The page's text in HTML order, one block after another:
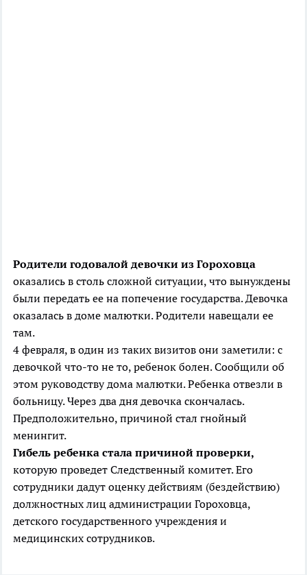
Родители годовалой девочки из Гороховца
оказались в столь сложной ситуации, что вынуждены
были передать ее на попечение государства. Девочка
оказалась в доме малютки. Родители навещали ее
там.
4 февраля, в один из таких визитов они заметили: с
девочкой что-то не то, ребенок болен. Сообщили об
этом руководству дома малютки. Ребенка отвезли в
больницу. Через два дня девочка скончалась.
Предположительно, причиной стал гнойный
менингит.
Гибель ребенка стала причиной проверки,
которую проведет Следственный комитет. Его
сотрудники дадут оценку действиям (бездействию)
должностных лиц администрации Гороховца,
детского государственного учреждения и
медицинских сотрудников.